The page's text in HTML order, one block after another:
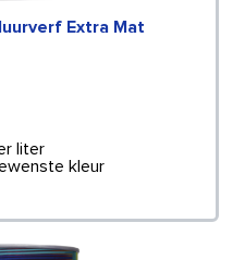
Extra Mat
liter
kleur